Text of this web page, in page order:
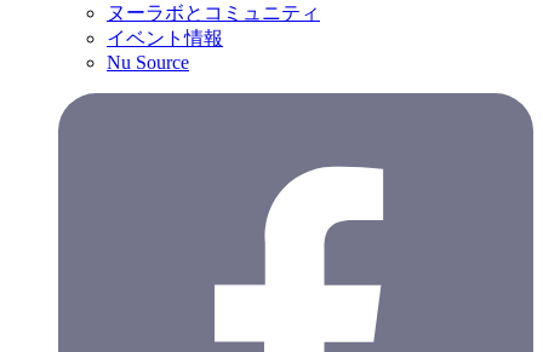
ヌーラボとコミュニティ
イベント情報
Nu Source